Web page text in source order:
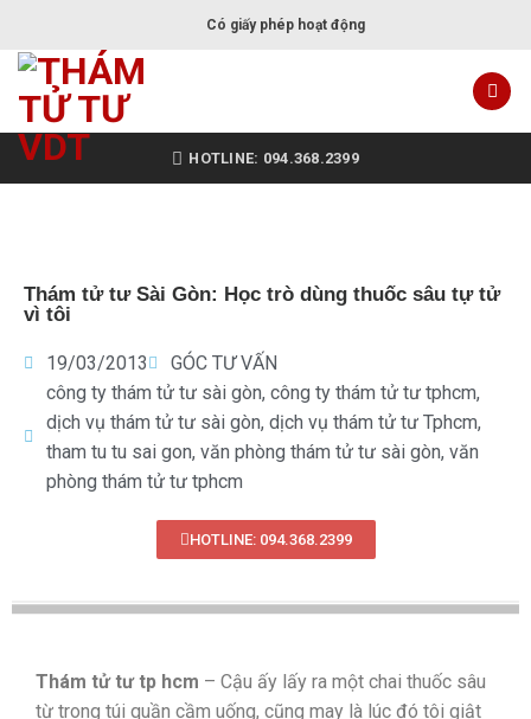
Có giấy phép hoạt động
HOTLINE: 094.368.2399
Thám tử tư Sài Gòn: Học trò dùng thuốc sâu tự tử
vì tôi
19/03/2013
GÓC TƯ VẤN
công ty thám tử tư sài gòn, công ty thám tử tư tphcm,
dịch vụ thám tử tư sài gòn, dịch vụ thám tử tư Tphcm,
tham tu tu sai gon, văn phòng thám tử tư sài gòn, văn
phòng thám tử tư tphcm
HOTLINE: 094.368.2399
Thám tử tư tp hcm – Cậu ấy lấy ra một chai thuốc sâu
từ trong túi quần cầm uống, cũng may là lúc đó tôi giật